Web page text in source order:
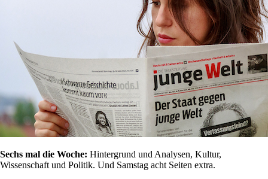
Sechs mal die Woche: Hintergrund und Analysen, Kultur,
Wissenschaft und Politik. Und Samstag acht Seiten extra.